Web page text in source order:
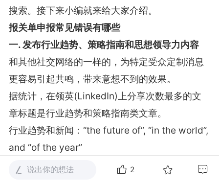
搜索。接下来小编就来给大家介绍。
报关单申报常见错误有哪些
一.发布行业趋势、策略指南和思想领导力内容
和其他社交网络的一样的，为特定受众定制消息
更容易引起共鸣，带来意想不到的效果。
据统计，在领英(LinkedIn)上分享次数最多的文
章标题是行业趋势和策略指南类文章。
行业趋势和新闻： “the future of”, “in the world”,
and “of the year”
策略指南类文章：
“X ways to”, “how to get”, an
说出你的想法 2